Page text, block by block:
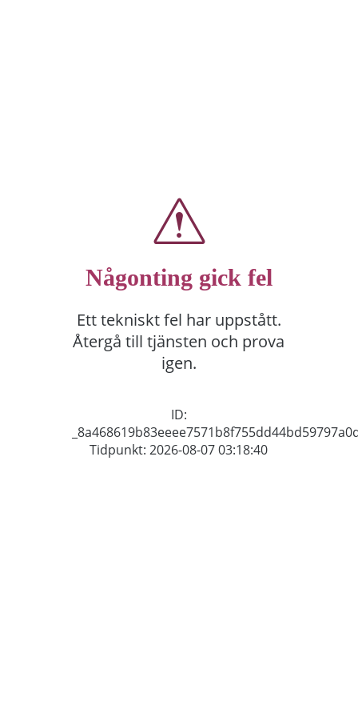
Någonting gick fel
Ett tekniskt fel har uppstått.
Återgå till tjänsten och prova
igen.
ID:
Tidpunkt: 2026-08-07 03:18:40